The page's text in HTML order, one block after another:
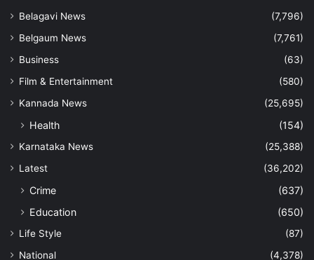
Belagavi News
(7,796)
Belgaum News
(7,761)
Business
(63)
Film & Entertainment
(580)
Kannada News
(25,695)
Health (154)
Karnataka News
(25,388)
Latest
(36,202)
Crime
(637)
Education
(650)
Life Style
(87)
National
(4,378)